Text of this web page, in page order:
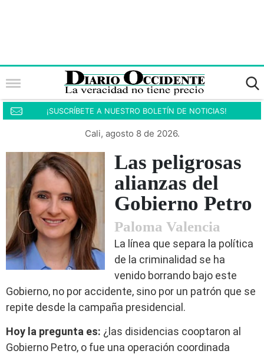
¡SUSCRÍBETE A NUESTRO BOLETÍN DE NOTICIAS!
Cali, agosto 8 de 2026.
Las peligrosas
alianzas del
Gobierno Petro
Paloma Valencia
La línea que separa la política
de la criminalidad se ha
venido borrando bajo este
Gobierno, no por accidente, sino por un patrón que se
repite desde la campaña presidencial.
Hoy la pregunta es: ¿las disidencias cooptaron al
Gobierno Petro, o fue una operación coordinada